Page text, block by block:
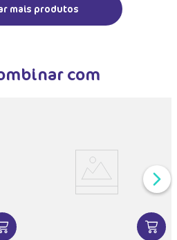
com
MAIS INFORMAÇÕES DOVER